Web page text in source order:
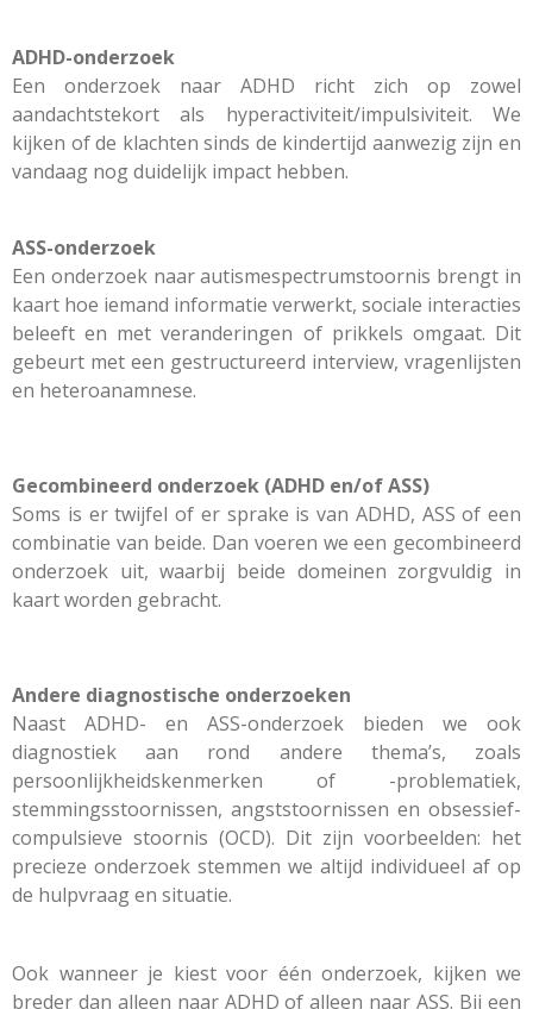
ADHD-onderzoek
Een onderzoek naar ADHD richt zich op zowel
aandachtstekort als hyperactiviteit/impulsiviteit. We
kijken of de klachten sinds de kindertijd aanwezig zijn en
vandaag nog duidelijk impact hebben.
ASS-onderzoek
Een onderzoek naar autismespectrumstoornis brengt in
kaart hoe iemand informatie verwerkt, sociale interacties
beleeft en met veranderingen of prikkels omgaat. Dit
gebeurt met een gestructureerd interview, vragenlijsten
en heteroanamnese.
Gecombineerd onderzoek (ADHD en/of ASS)
Soms is er twijfel of er sprake is van ADHD, ASS of een
combinatie van beide. Dan voeren we een gecombineerd
onderzoek uit, waarbij beide domeinen zorgvuldig in
kaart worden gebracht.
Andere diagnostische onderzoeken
Naast ADHD- en ASS-onderzoek bieden we ook
diagnostiek aan rond andere thema’s, zoals
persoonlijkheidskenmerken of -problematiek,
stemmingsstoornissen, angststoornissen en obsessief-
compulsieve stoornis (OCD). Dit zijn voorbeelden: het
precieze onderzoek stemmen we altijd individueel af op
de hulpvraag en situatie.
Ook wanneer je kiest voor één onderzoek, kijken we
breder dan alleen naar ADHD of alleen naar ASS. Bij een